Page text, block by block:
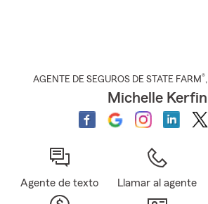
AGENTE DE SEGUROS DE STATE FARM®,
Michelle Kerfin
Agente de texto Llamar al agente